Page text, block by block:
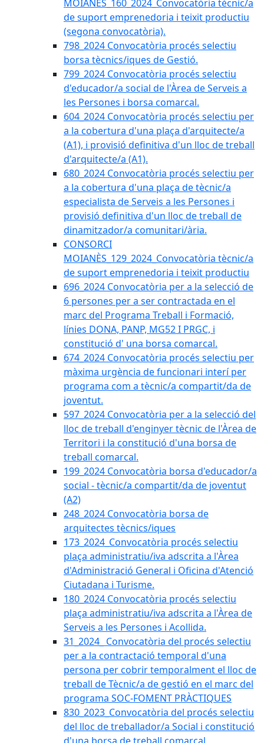
MOIANÈS_160_2024_Convocatòria tècnic/a
de suport emprenedoria i teixit productiu
(segona convocatòria).
798_2024 Convocatòria procés selectiu
borsa tècnics/iques de Gestió.
799_2024 Convocatòria procés selectiu
d'educador/a social de l'Àrea de Serveis a
les Persones i borsa comarcal.
604_2024 Convocatòria procés selectiu per
a la cobertura d'una plaça d'arquitecte/a
(A1), i provisió definitiva d'un lloc de treball
d'arquitecte/a (A1).
680_2024 Convocatòria procés selectiu per
a la cobertura d'una plaça de tècnic/a
especialista de Serveis a les Persones i
provisió definitiva d'un lloc de treball de
dinamitzador/a comunitari/ària.
CONSORCI
MOIANÈS_129_2024_Convocatòria tècnic/a
de suport emprenedoria i teixit productiu
696_2024 Convocatòria per a la selecció de
6 persones per a ser contractada en el
marc del Programa Treball i Formació,
línies DONA, PANP, MG52 I PRGC, i
constitució d' una borsa comarcal.
674_2024 Convocatòria procés selectiu per
màxima urgència de funcionari interí per
programa com a tècnic/a compartit/da de
joventut.
597_2024 Convocatòria per a la selecció del
lloc de treball d'enginyer tècnic de l'Àrea de
Territori i la constitució d'una borsa de
treball comarcal.
199_2024 Convocatòria borsa d'educador/a
social - tècnic/a compartit/da de joventut
(A2)
248_2024 Convocatòria borsa de
arquitectes tècnics/iques
173_2024_Convocatòria procés selectiu
plaça administratiu/iva adscrita a l'Àrea
d'Administració General i Oficina d'Atenció
Ciutadana i Turisme.
180_2024 Convocatòria procés selectiu
plaça administratiu/iva adscrita a l'Àrea de
Serveis a les Persones i Acollida.
31_2024_ Convocatòria del procés selectiu
per a la contractació temporal d'una
persona per cobrir temporalment el lloc de
treball de Tècnic/a de gestió en el marc del
programa SOC-FOMENT PRÀCTIQUES
830_2023_Convocatòria del procés selectiu
del lloc de treballador/a Social i constitució